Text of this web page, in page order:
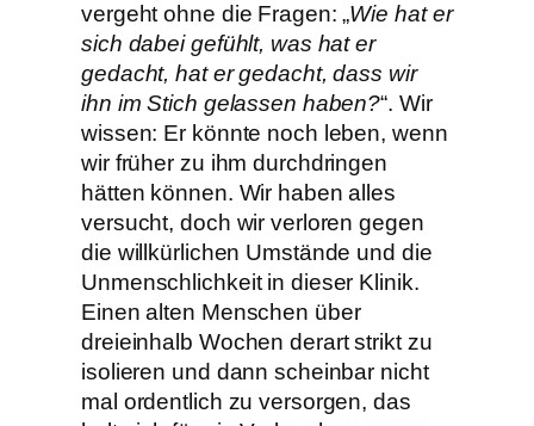
vergeht ohne die Fragen: „Wie hat er
sich dabei gefühlt, was hat er
gedacht, hat er gedacht, dass wir
ihn im Stich gelassen haben?“. Wir
wissen: Er könnte noch leben, wenn
wir früher zu ihm durchdringen
hätten können. Wir haben alles
versucht, doch wir verloren gegen
die willkürlichen Umstände und die
Unmenschlichkeit in dieser Klinik.
Einen alten Menschen über
dreieinhalb Wochen derart strikt zu
isolieren und dann scheinbar nicht
mal ordentlich zu versorgen, das